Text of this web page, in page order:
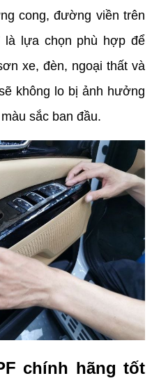
cong, đường viền trên
là lựa chọn phù hợp để
xe, đèn, ngoại thất và
không lo bị ảnh hưởng
sắc ban đầu.
chính hãng tốt